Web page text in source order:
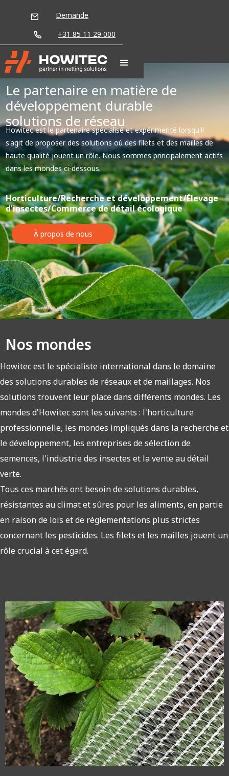
Demande
+31 85 11 29 000
Le partenaire en matière de
développement durable
solutions de réseau
Howitec est le partenaire spécialisé et expérimenté lorsqu'il
s'agit de proposer des solutions où des filets et des mailles de
haute qualité jouent un rôle. Nous sommes principalement actifs
dans les mondes ci-dessous.
Horticulture/Recherche et développement/Élevage
d'insectes/Commerce de détail écologique
À propos de nous
Nos mondes
Howitec est le spécialiste international dans le domaine
des solutions durables de réseaux et de maillages. Nos
solutions trouvent leur place dans différents mondes. Les
mondes d'Howitec sont les suivants : l'horticulture
professionnelle, les mondes impliqués dans la recherche et
le développement, les entreprises de sélection de
semences, l'industrie des insectes et la vente au détail
verte.
Tous ces marchés ont besoin de solutions durables,
résistantes au climat et sûres pour les aliments, en partie
en raison de lois et de réglementations plus strictes
concernant les pesticides. Les filets et les mailles jouent un
rôle crucial à cet égard.